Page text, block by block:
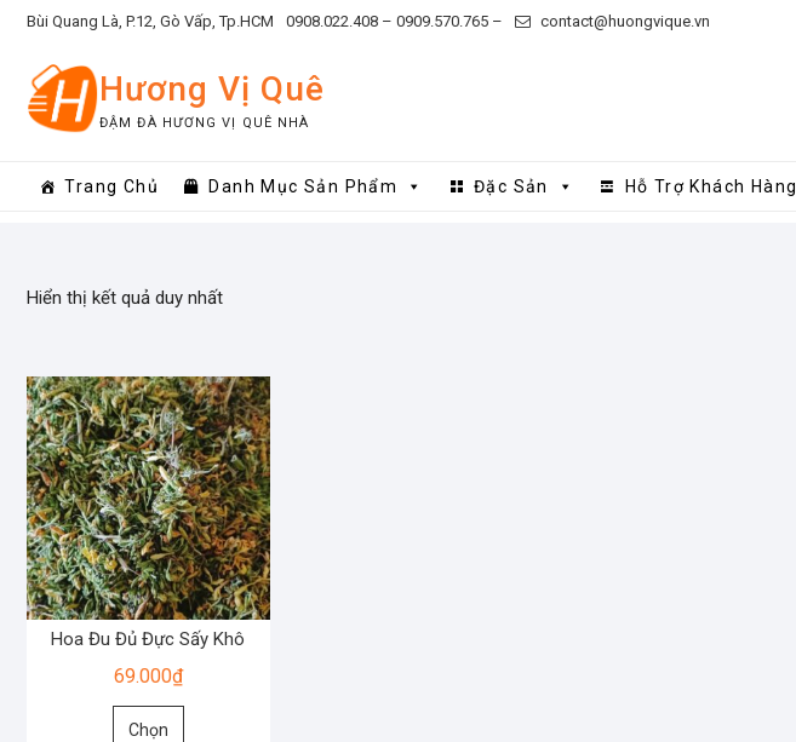
Skip
content
Bùi Quang Là, P.12, Gò Vấp, Tp.HCM 0908.022.408 – 0909.570.765 – contact@huongvique.vn
Hương Vị Quê
ĐẬM ĐÀ HƯƠNG VỊ QUÊ NHÀ
Trang Chủ Danh Mục Sản Phẩm Đặc Sản Hỗ Trợ Khách Hàng
Hiển thị kết quả duy nhất
Hoa Đu Đủ Đực Sấy Khô
69.000₫
Chọn
Sản